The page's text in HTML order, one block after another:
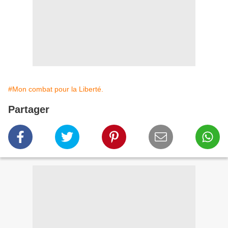
#Mon combat pour la Liberté.
Partager